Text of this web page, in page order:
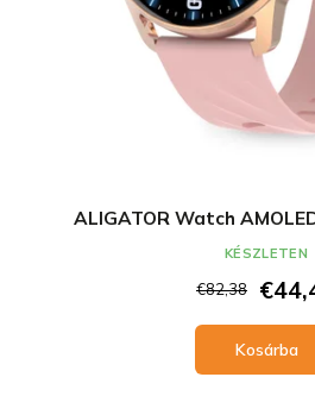
ALIGATOR Watch
€82,38
Kosárba
KÉSZLETEN